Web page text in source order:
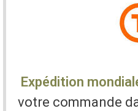
Expédition
votre commande